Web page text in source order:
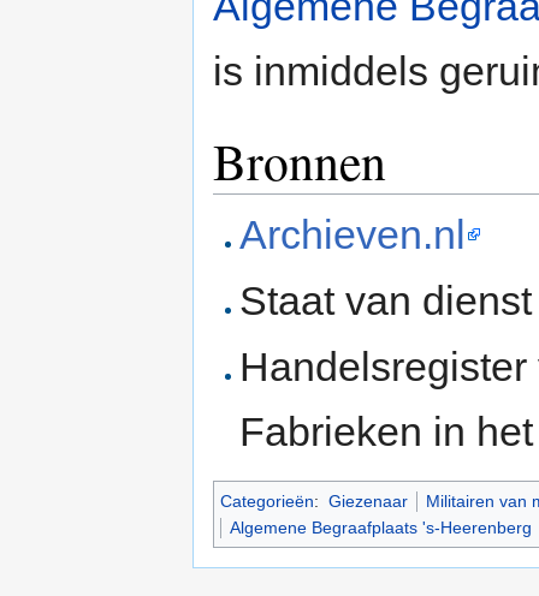
is inmiddels
Bronnen
Archieven.nl
Staat van
Fabrieken in
Categorieën: Giezenaar
Militairen van
Algemene Begraafplaats 's-Heerenberg